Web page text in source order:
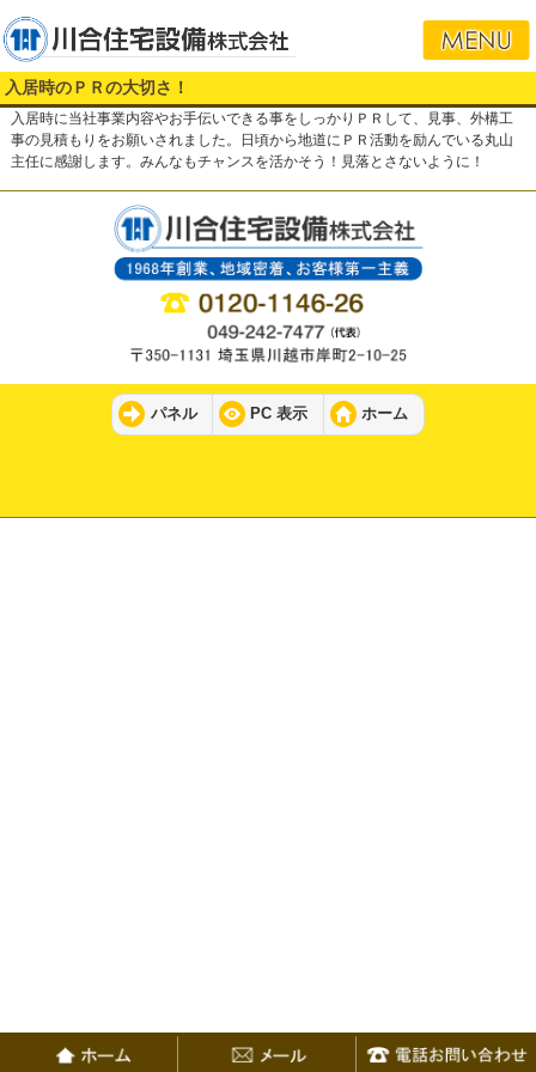
入居時のＰＲの大切さ！
入居時に当社事業内容やお手伝いできる事をしっかりＰＲして、見事、外構工
事の見積もりをお願いされました。日頃から地道にＰＲ活動を励んでいる丸山
主任に感謝します。みんなもチャンスを活かそう！見落とさないように！
パネル PC 表示 ホーム